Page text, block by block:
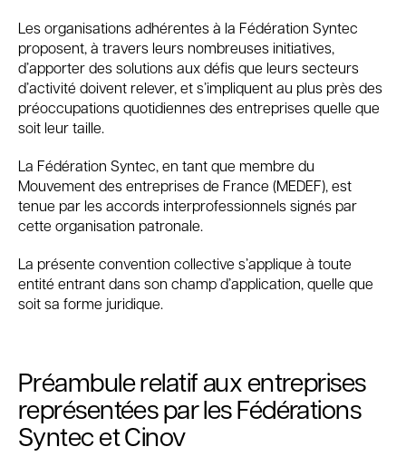
Les organisations adhérentes à la Fédération Syntec
proposent, à travers leurs nombreuses initiatives,
d’apporter des solutions aux défis que leurs secteurs
d’activité doivent relever, et s’impliquent au plus près des
préoccupations quotidiennes des entreprises quelle que
soit leur taille.
La Fédération Syntec, en tant que membre du
Mouvement des entreprises de France (MEDEF), est
tenue par les accords interprofessionnels signés par
cette organisation patronale.
La présente convention collective s’applique à toute
entité entrant dans son champ d’application, quelle que
soit sa forme juridique.
Préambule relatif aux entreprises
représentées par les Fédérations
Syntec et Cinov